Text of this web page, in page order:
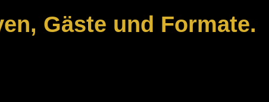
Gäste und Formate.